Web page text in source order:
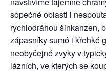
sopečné oblasti i
rychlodráhou šinkanzen,
zápasníky sumó i křehké
neobyčejné zvyky v
lázních, ve kterých se